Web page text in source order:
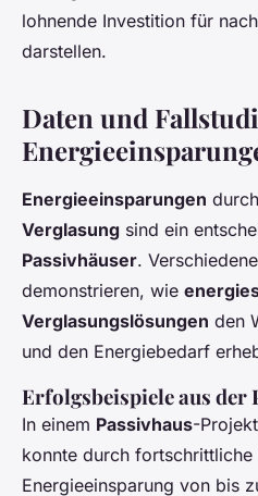
lohnende Investition für
darstellen.
Daten und
Energieeinsparungen durch
Verglasung sind ein
Passivhäuser. Verschiedene
demonstrieren, wie
Verglasungslösungen den
und den Energiebedarf
Erfolgsbeispiele aus der
In einem Passivhaus-
konnte durch fortschrittliche
Energieeinsparung von bis